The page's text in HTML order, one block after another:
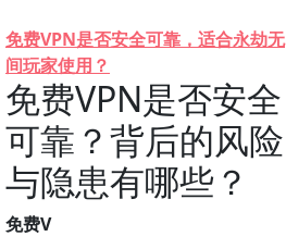
免费VPN是否安全可靠，适合永劫无
间玩家使用？
免费VPN是否安全
可靠？背后的风险
与隐患有哪些？
免费V